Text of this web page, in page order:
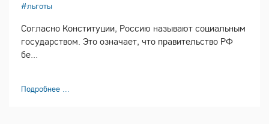
#льготы
Согласно Конституции, Россию называют социальным
государством. Это означает, что правительство РФ
бе...
Подробнее ...